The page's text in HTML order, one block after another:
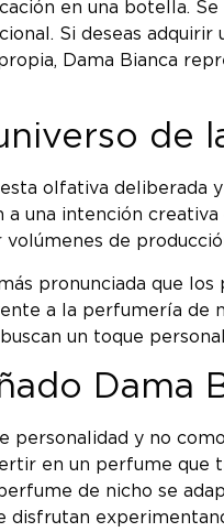
en una botella.
Si deseas
Dama Bianca
de
olfativa deliberada
una intención
de
pronunciada que
a la perfumería de
un toque
Dama
y no
en un perfume que
de nicho se
disfrutan